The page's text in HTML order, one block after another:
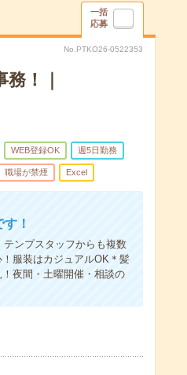
一括
応募
No.PTKO26-0522353
！｜
WEB登録OK 週5日勤務
職場が禁煙 Excel
！
ンプスタッフからも複数
服装はカジュアルOK＊髪
夜間・土曜開催・相談の